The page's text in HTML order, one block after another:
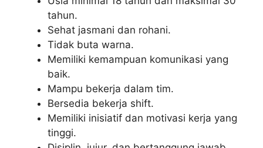
tahun.
Sehat jasmani dan rohani.
Tidak buta warna.
Memiliki kemampuan komunikasi yang
baik.
Mampu bekerja dalam tim.
Bersedia bekerja shift.
Memiliki inisiatif dan motivasi kerja yang
tinggi.